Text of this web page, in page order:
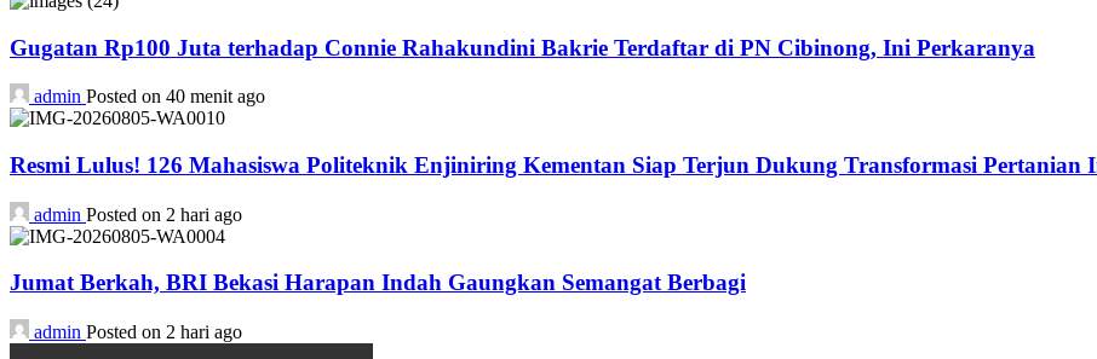
Gugatan Rp100 Juta terhadap Connie Rahakundini Bakrie Terdaftar di PN Cibinong, Ini Perkaranya
admin Posted on 40 menit ago
Resmi Lulus! 126 Mahasiswa Politeknik Enjiniring Kementan Siap Terjun Dukung Transformasi Pertanian
admin Posted on 2 hari ago
Jumat Berkah, BRI Bekasi Harapan Indah Gaungkan Semangat Berbagi
admin Posted on 2 hari ago